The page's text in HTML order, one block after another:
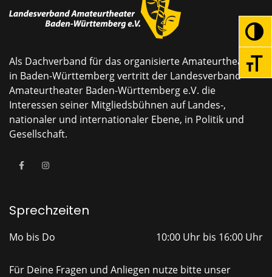
Als Dachverband für das organisierte Amateurtheater
in Baden-Württemberg vertritt der Landesverband
Amateurtheater Baden-Württemberg e.V. die
Interessen seiner Mitgliedsbühnen auf Landes-,
nationaler und internationaler Ebene, in Politik und
Gesellschaft.
Sprechzeiten
Mo bis Do 10:00 Uhr bis 16:00 Uhr
Für Deine Fragen und Anliegen nutze bitte unser